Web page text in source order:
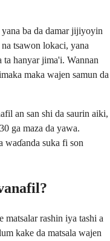
ba da damar jijiyoyin
tsawon lokaci, yana
hanyar jima'i. Wannan
maka wajen samun da
an san shi da saurin aiki,
ga maza da yawa.
waɗanda suka fi son
rashin iya tashi a
kake da matsala wajen